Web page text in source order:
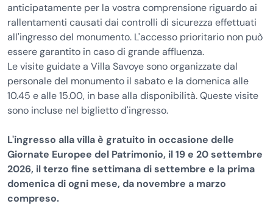
anticipatamente per la vostra comprensione riguardo ai
rallentamenti causati dai controlli di sicurezza effettuati
all'ingresso del monumento. L'accesso prioritario non può
essere garantito in caso di grande affluenza.
Le visite guidate a Villa Savoye sono organizzate dal
personale del monumento il sabato e la domenica alle
10.45 e alle 15.00, in base alla disponibilità. Queste visite
sono incluse nel biglietto d'ingresso.
L'ingresso alla villa è gratuito in occasione delle
Giornate Europee del Patrimonio, il 19 e 20 settembre
2026, il terzo fine settimana di settembre e la prima
domenica di ogni mese, da novembre a marzo
compreso.